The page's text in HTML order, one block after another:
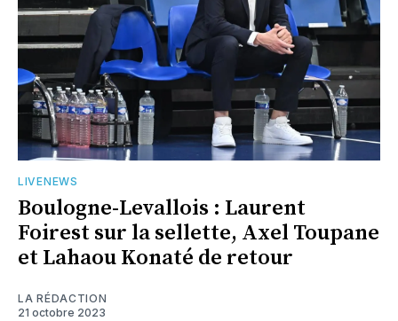
LIVENEWS
Boulogne-Levallois : Laurent
Foirest sur la sellette, Axel Toupane
et Lahaou Konaté de retour
LA RÉDACTION
21 octobre 2023